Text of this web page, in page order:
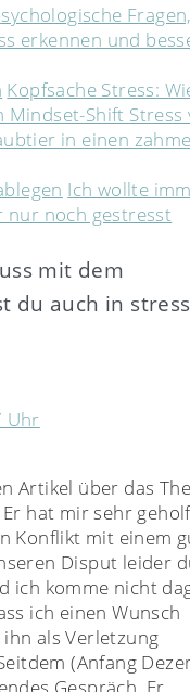
erkennen und
Kopfsache Stress:
Mindset-Shift Stress
in einen
Ich wollte
nur noch gestresst
mit dem
du auch in
Uhr
Artikel über das
Er hat mir sehr
Konflikt mit einem
Disput leider
ich komme nicht
ich einen Wunsch
als Verletzung
(Anfang